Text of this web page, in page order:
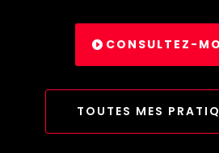
CONSULTEZ-
TOUTES MES